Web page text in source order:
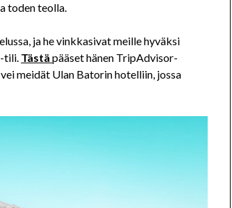
toden teolla.
ja he vinkkasivat meille hyväksi
tili. Tästäpääset hänen TripAdvisor-
meidät Ulan Batorin hotelliin, jossa